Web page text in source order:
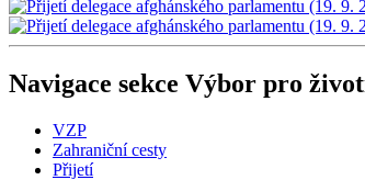
Navigace sekce Výbor pro
VZP
Zahraniční cesty
Přijetí